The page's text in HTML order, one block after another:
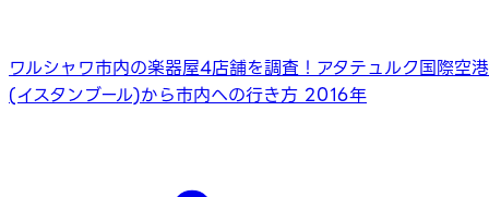
ワルシャワ市内の楽器屋4店舗を調査！ アタテュルク国際空港
(イスタンブール)から市内への行き方 2016年